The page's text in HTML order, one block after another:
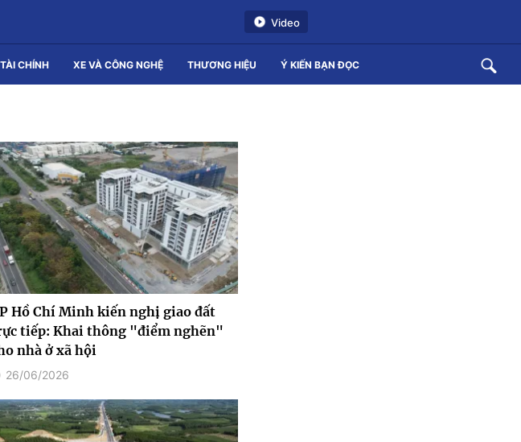
Video
CHÍNH XE VÀ CÔNG NGHỆ THƯƠNG HIỆU Ý KIẾN BẠN ĐỌC
Hồ Chí Minh kiến nghị giao đất
tiếp: Khai thông "điểm nghẽn"
nhà ở xã hội
26/06/2026